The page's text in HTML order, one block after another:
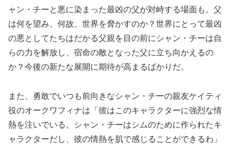
ャン・チーと悪に染まった最凶の父が対峙する場面も。父
は何を望み、何故、世界を脅かすのか？世界にとって最凶
の悪としてたちはだかる父親を目の前にシャン・チーは自
らの力を解放し、宿命の敵となった父に立ち向かえるの
か？今後の新たな展開に期待が高まるばかりだ。
また、勇敢でいつも前向きなシャン・チーの親友ケイティ
役のオークワフィナは「彼はこのキャラクターに強烈な情
熱を注いでいる。シャン・チーはシムのために作られたキ
ャラクターだし、彼の情熱を肌で感じることができるわ」